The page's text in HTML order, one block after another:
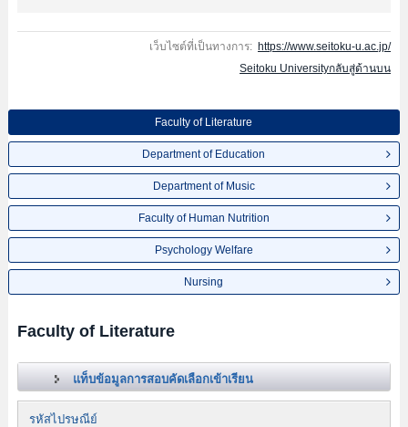
เว็บไซต์ที่เป็นทางการ: https://www.seitoku-u.ac.jp/
Seitoku Universityกลับสู่ด้านบน
Faculty of Literature
Department of Education
Department of Music
Faculty of Human Nutrition
Psychology Welfare
Nursing
Faculty of Literature
แท็บข้อมูลการสอบคัดเลือกเข้าเรียน
รหัสไปรษณีย์